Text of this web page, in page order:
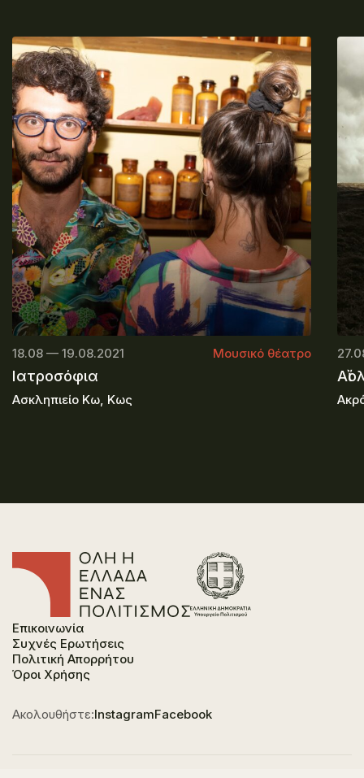
18.08 — 19.08.2021 Μουσικό θέατρο
Ιατροσόφια
Ασκληπιείο Κω, Κως
Επικοινωνία
Συχνές Ερωτήσεις
Πολιτική Απορρήτου
Όροι Χρήσης
Ακολουθήστε:InstagramFacebook